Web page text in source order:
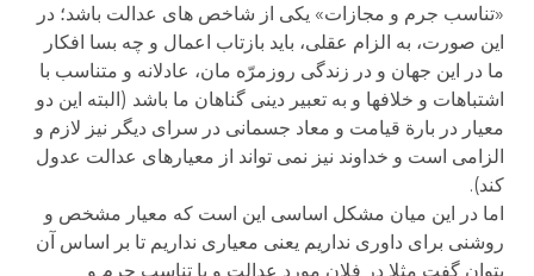
«تناسب جرم و مجازات» یکی از شاخص های عدالت باشد؛ در
این صورت، به الزام عقلی، باید بازتاب اعمال و چه بسا افکار
ما در این جهان و در زندگی روزمرّه مان، عادلانه و متناسب با
اشتباهات و خلافها و به تعبیر دینی گناهان ما باشد (البته این دو
معیار در بارة قیامت و معاد جسمانی در سرای دیگر نیز لازم و
الزامی است و خداوند نیز نمی تواند از معیارهای عدالت عدول
کند).
اما در این میان مشکل اساسی این است که معیار مشخص و
روشنی برای داوری نداریم یعنی معیاری نداریم تا بر اساس آن
بتوان گفت مثلا در فلان مورد عدالت و یا تناسب جرم و